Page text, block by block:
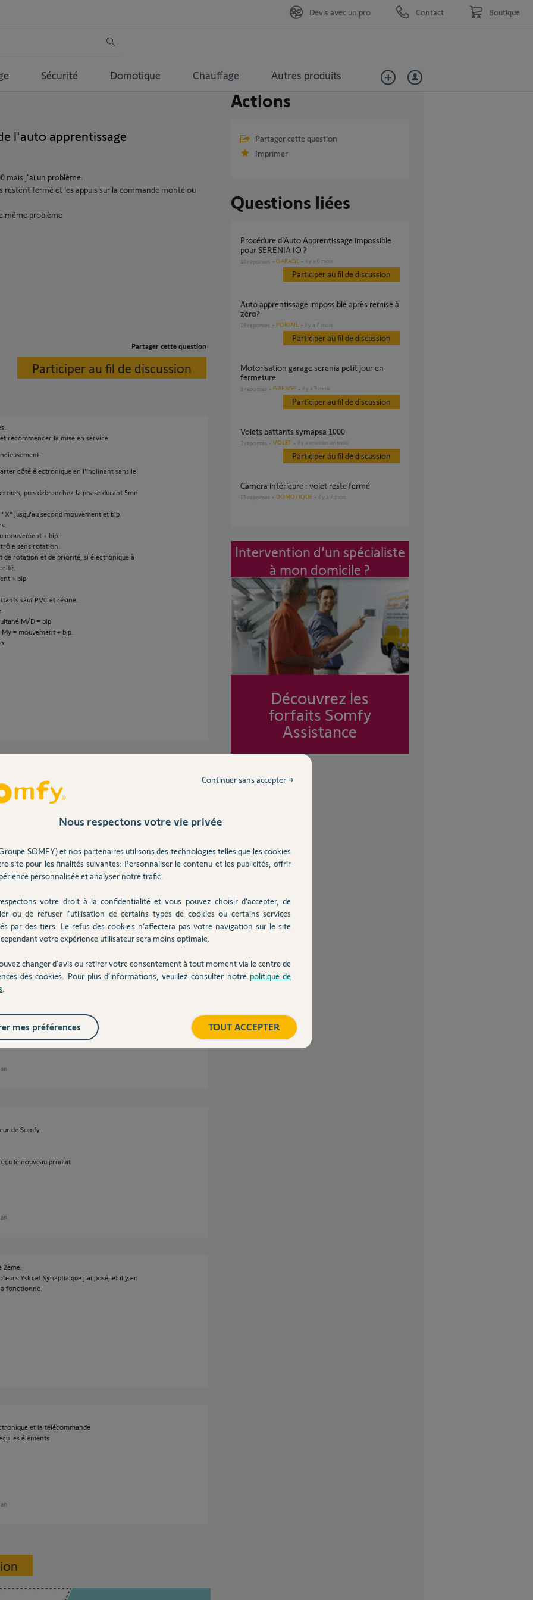
Sécurité Domotique Chauffage Autres produits
Devis avec un pro Contact Boutique
l'auto apprentissage
mais j'ai un problème.
restent fermé et les appuis sur la commande monté ou
même problème
Partager cette question
Participer au fil de discussion
recommencer la mise en service.
côté électronique en l'inclinant sans le
puis débranchez la phase durant 5mn
jusqu'au second mouvement et bip.
mouvement + bip.
sens rotation.
de rotation et de priorité, si électronique à
+ bip
sauf PVC et résine.
M/D = bip.
= mouvement + bip.
le second mouvement et pas de bip
pas de second mouvement ni de bip
de Somfy
le nouveau produit
2ème.
Yslo et Synaptia que j'ai posé, et il y en
fonctionne.
et la télécommande
les éléments
Actions
Partager cette question
Imprimer
Questions liées
Procédure d'Auto Apprentissage impossible
pour SERENIA IO ?
10 réponses GARAGE il y a 6 mois
Participer au fil de discussion
Auto apprentissage impossible après remise à
zéro?
19 réponses PORTAIL il y a 7 mois
Participer au fil de discussion
motorisation garage serenia petit jour en
fermeture
9 réponses GARAGE il y a 3 mois
Participer au fil de discussion
Volets battants symapsa 1000
3 réponses VOLET il y a environ un mois
Participer au fil de discussion
Camera intérieure : volet reste fermé
15 réponses DOMOTIQUE il y a 7 mois
Intervention d'un spécialiste
à mon domicile ?
Découvrez les
forfaits Somfy
Assistance
Nous respectons votre vie privée
SOMFY) et nos partenaires utilisons des technologies telles que les cookies
site pour les finalités suivantes: Personnaliser le contenu et les publicités, offrir
personnalisée et analyser notre trafic.
votre droit à la confidentialité et vous pouvez choisir d’accepter, de
ou de refuser l'utilisation de certains types de cookies ou certains services
par des tiers. Le refus des cookies n’affectera pas votre navigation sur le site
votre expérience utilisateur sera moins optimale.
changer d'avis ou retirer votre consentement à tout moment via le centre de
des cookies. Pour plus d’informations, veuillez consulter notre politique de
Continuer sans accepter →
TOUT ACCEPTER
mes préférences